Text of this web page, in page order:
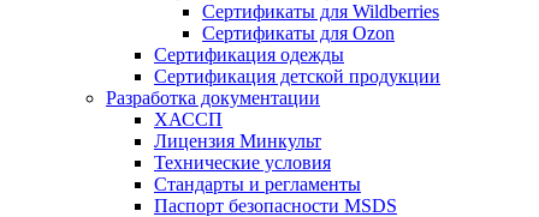
Сертификаты для Wildberries
Сертификаты для Ozon
Сертификация одежды
Сертификация детской продукции
Разработка документации
ХАССП
Лицензия Минкульт
Технические условия
Стандарты и регламенты
Паспорт безопасности MSDS